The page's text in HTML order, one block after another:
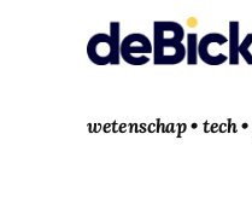
wetenschap • tech